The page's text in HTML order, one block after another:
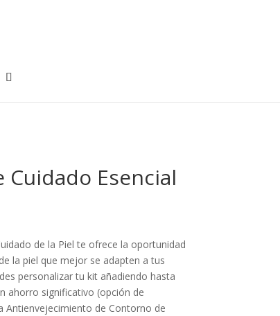
Esencial
de la Piel te ofrece la oportunidad
la piel que mejor se adapten a tus
personalizar tu kit añadiendo hasta
ahorro significativo (opción de
Antienvejecimiento de Contorno de